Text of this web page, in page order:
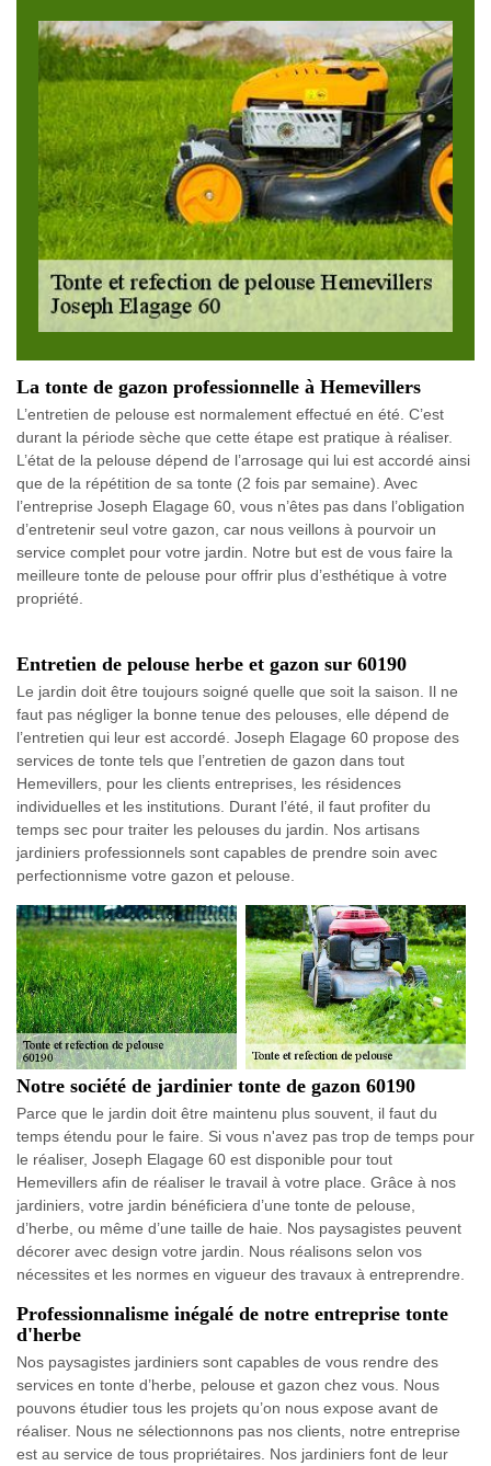
La tonte de gazon professionnelle à Hemevillers
L’entretien de pelouse est normalement effectué en été. C’est
durant la période sèche que cette étape est pratique à réaliser.
L’état de la pelouse dépend de l’arrosage qui lui est accordé ainsi
que de la répétition de sa tonte (2 fois par semaine). Avec
l’entreprise Joseph Elagage 60, vous n’êtes pas dans l’obligation
d’entretenir seul votre gazon, car nous veillons à pourvoir un
service complet pour votre jardin. Notre but est de vous faire la
meilleure tonte de pelouse pour offrir plus d’esthétique à votre
propriété.
Entretien de pelouse herbe et gazon sur 60190
Le jardin doit être toujours soigné quelle que soit la saison. Il ne
faut pas négliger la bonne tenue des pelouses, elle dépend de
l’entretien qui leur est accordé. Joseph Elagage 60 propose des
services de tonte tels que l’entretien de gazon dans tout
Hemevillers, pour les clients entreprises, les résidences
individuelles et les institutions. Durant l’été, il faut profiter du
temps sec pour traiter les pelouses du jardin. Nos artisans
jardiniers professionnels sont capables de prendre soin avec
perfectionnisme votre gazon et pelouse.
Notre société de jardinier tonte de gazon 60190
Parce que le jardin doit être maintenu plus souvent, il faut du
temps étendu pour le faire. Si vous n'avez pas trop de temps pour
le réaliser, Joseph Elagage 60 est disponible pour tout
Hemevillers afin de réaliser le travail à votre place. Grâce à nos
jardiniers, votre jardin bénéficiera d’une tonte de pelouse,
d’herbe, ou même d’une taille de haie. Nos paysagistes peuvent
décorer avec design votre jardin. Nous réalisons selon vos
nécessites et les normes en vigueur des travaux à entreprendre.
Professionnalisme inégalé de notre entreprise tonte
d'herbe
Nos paysagistes jardiniers sont capables de vous rendre des
services en tonte d’herbe, pelouse et gazon chez vous. Nous
pouvons étudier tous les projets qu’on nous expose avant de
réaliser. Nous ne sélectionnons pas nos clients, notre entreprise
est au service de tous propriétaires. Nos jardiniers font de leur